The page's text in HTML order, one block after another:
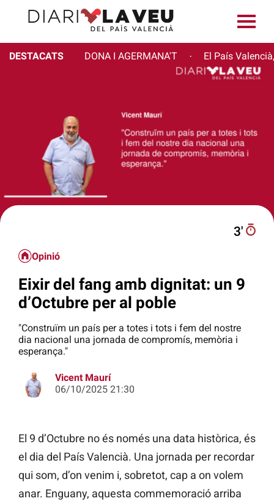
DESTACATS DONA I AGERMANA'T · El País
3′
Opinió
Eixir del fang amb dignitat: un 9
d’Octubre per al poble
"Construïm un país per a totes i tots i fem del nostre
dia nacional una jornada de compromís, memòria i
esperança."
Vicent Maurí
06/10/2025 21:30
El 9 d’Octubre no és només una data històrica, és
el dia del País Valencià. Una jornada per recordar
qui som, d’on venim i, sobretot, cap a on volem
anar. Enguany, aquesta commemoració arriba